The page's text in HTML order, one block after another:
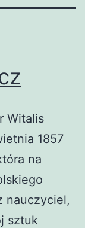
Witalis
1857
na
nauczyciel,
sztuk